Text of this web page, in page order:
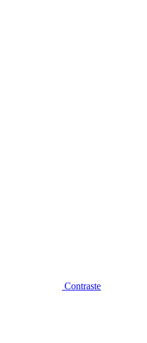
Contraste